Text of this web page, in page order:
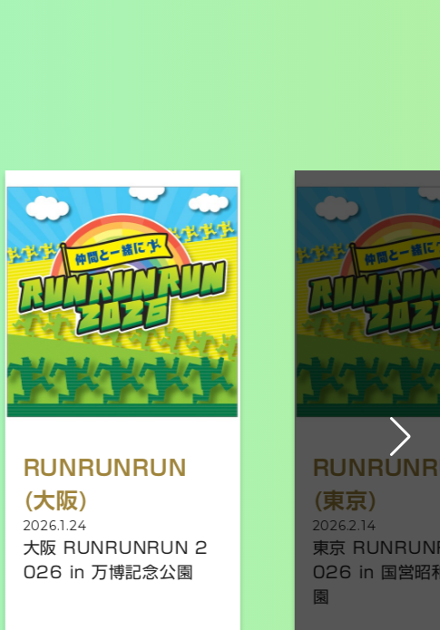
RUNRUNRUN
(大阪)
2026.1.24
大阪 RUNRUNRUN 2
026 in 万博記念公園
(東京)
2026.2.14
東京
026 in 国営昭
園